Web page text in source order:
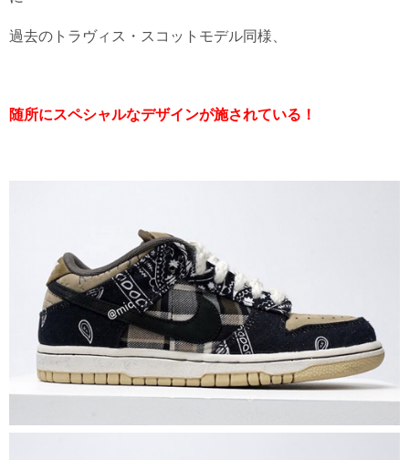
過去のトラヴィス・スコットモデル同様、
随所にスペシャルなデザインが施されている！